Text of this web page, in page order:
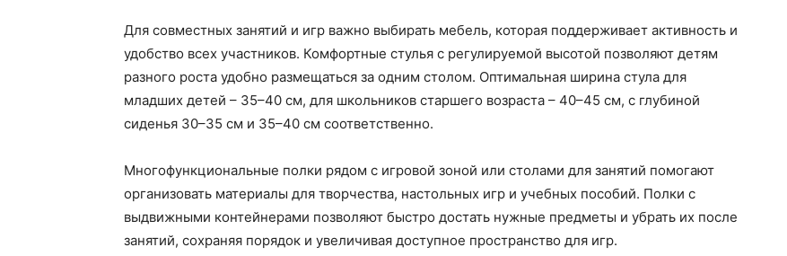
Для совместных занятий и игр важно выбирать мебель, которая поддерживает активность и
удобство всех участников. Комфортные стулья с регулируемой высотой позволяют детям
разного роста удобно размещаться за одним столом. Оптимальная ширина стула для
младших детей – 35–40 см, для школьников старшего возраста – 40–45 см, с глубиной
сиденья 30–35 см и 35–40 см соответственно.
Многофункциональные полки рядом с игровой зоной или столами для занятий помогают
организовать материалы для творчества, настольных игр и учебных пособий. Полки с
выдвижными контейнерами позволяют быстро достать нужные предметы и убрать их после
занятий, сохраняя порядок и увеличивая доступное пространство для игр.